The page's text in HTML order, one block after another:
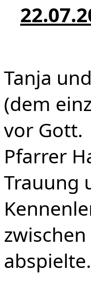
Tanja
(dem
vor Gott.
Pfarrer
Trauung
abspielte.